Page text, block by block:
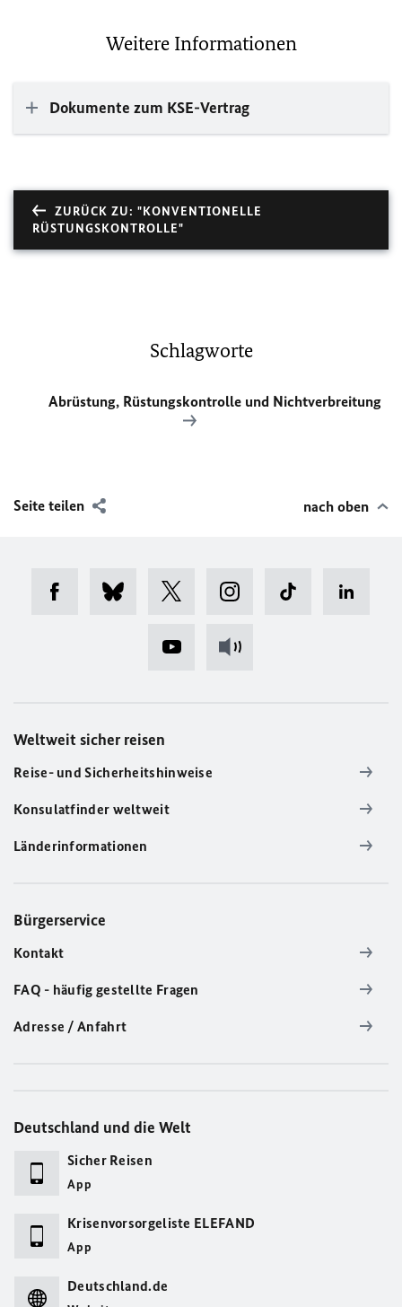
Weitere Informationen
Dokumente zum KSE-Vertrag
ZURÜCK ZU: "KONVENTIONELLE
RÜSTUNGSKONTROLLE"
Schlagworte
Abrüstung, Rüstungskontrolle und Nichtverbreitung
Seite teilen nach oben
Weltweit sicher reisen
Reise- und Sicherheitshinweise
Konsulatfinder weltweit
Länderinformationen
Bürgerservice
Kontakt
FAQ - häufig gestellte Fragen
Adresse / Anfahrt
Deutschland und die Welt
Sicher Reisen
App
Krisenvorsorgeliste ELEFAND
App
Deutschland.de